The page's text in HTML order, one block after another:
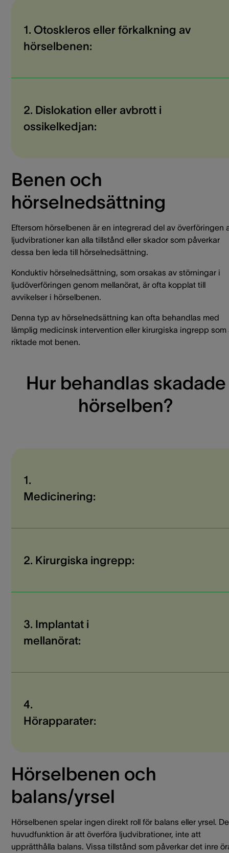
1. Otoskleros eller förkalkning av
hörselbenen:
2. Dislokation eller avbrott i
ossikelkedjan:
Benen och
hörselnedsättning
Eftersom hörselbenen är en integrerad del av överföringen
ljudvibrationer kan alla tillstånd eller skador som påverkar
dessa ben leda till hörselnedsättning.
Konduktiv hörselnedsättning, som orsakas av störningar i
ljudöverföringen genom mellanörat, är ofta kopplat till
avvikelser i hörselbenen.
Denna typ av hörselnedsättning kan ofta behandlas med
lämplig medicinsk intervention eller kirurgiska ingrepp som
riktade mot benen.
Hur behandlas skadade
hörselben?
1.
Medicinering:
2. Kirurgiska ingrepp:
3. Implantat i
mellanörat:
4.
Hörapparater:
Hörselbenen och
balans/yrsel
Hörselbenen spelar ingen direkt roll för balans eller yrsel.
huvudfunktion är att överföra ljudvibrationer, inte att
upprätthålla balans. Vissa tillstånd som påverkar det inre